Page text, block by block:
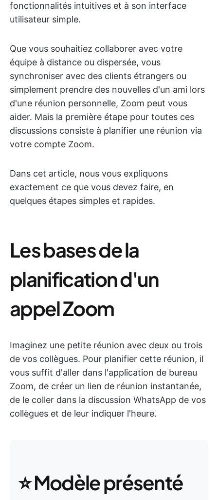
fonctionnalités intuitives et à son interface
utilisateur simple.
Que vous souhaitiez collaborer avec votre
équipe à distance ou dispersée, vous
synchroniser avec des clients étrangers ou
simplement prendre des nouvelles d'un ami lors
d'une réunion personnelle, Zoom peut vous
aider. Mais la première étape pour toutes ces
discussions consiste à planifier une réunion via
votre compte Zoom.
Dans cet article, nous vous expliquons
exactement ce que vous devez faire, en
quelques étapes simples et rapides.
Les bases de la
planification d'un
appel Zoom
Imaginez une petite réunion avec deux ou trois
de vos collègues. Pour planifier cette réunion, il
vous suffit d'aller dans l'application de bureau
Zoom, de créer un lien de réunion instantanée,
de le coller dans la discussion WhatsApp de vos
collègues et de leur indiquer l'heure.
⭐ Modèle présenté